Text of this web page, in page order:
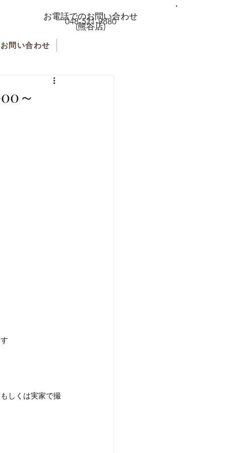
お問い合わせ
お電話でのお問い合わせ
048-521-9880
(熊谷店)
～
しくは実家で撮